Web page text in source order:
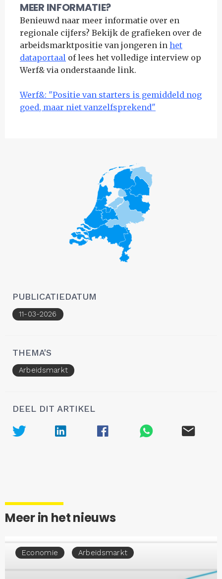
MEER INFORMATIE?
Benieuwd naar meer informatie over en
regionale cijfers? Bekijk de grafieken over de
arbeidsmarktpositie van jongeren in het
dataportaal of lees het volledige interview op
Werf& via onderstaande link.
Werf&: "Positie van starters is gemiddeld nog
goed, maar niet vanzelfsprekend"
PUBLICATIEDATUM
11-03-2026
THEMA'S
Arbeidsmarkt
DEEL DIT ARTIKEL
Meer in het nieuws
Economie Arbeidsmarkt